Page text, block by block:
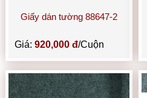
Giấy dán tường 88647-2
Giá:920,000 đ/Cuộn